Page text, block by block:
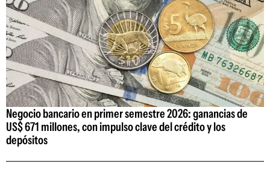
Negocio bancario en primer semestre 2026: ganancias de
US$ 671 millones, con impulso clave del crédito y los
depósitos